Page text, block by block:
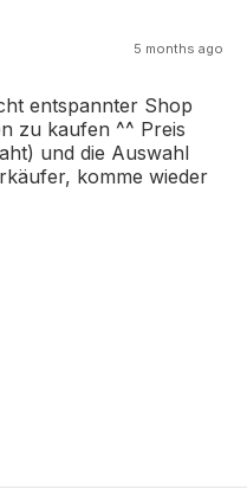
5 months ago
entspannter Shop
zu kaufen ^^ Preis
und die Auswahl
komme wieder